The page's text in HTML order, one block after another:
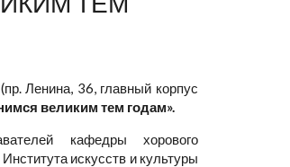
Ленина, 36, главный корпус
великим тем годам».
кафедры хорового
искусств и культуры